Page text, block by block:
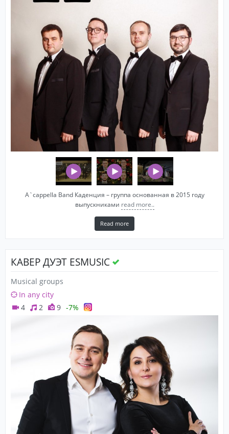
A`cappella Band Каденция – группа основанная в 2015 году
выпускниками read more..
Read more
КАВЕР ДУЭТ ESMUSIC
Musical groups
In any city
4
2 9 -7%